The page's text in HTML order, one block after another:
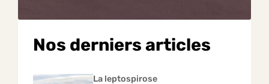
Nos derniers articles
La leptospirose